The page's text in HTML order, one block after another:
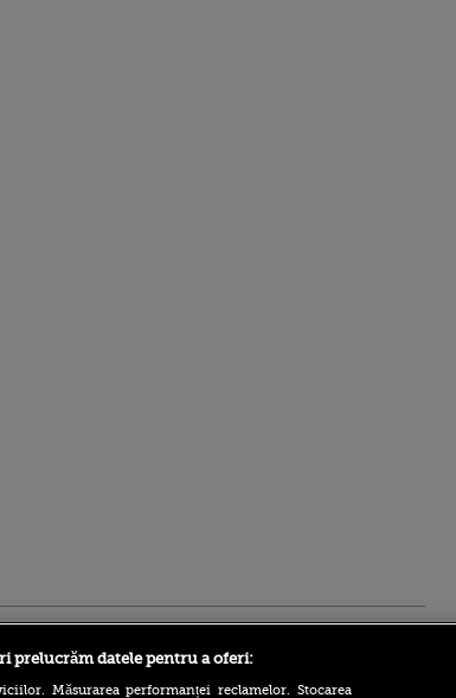
prelucrăm datele pentru a oferi:
Măsurarea performanței reclamelor. Stocarea